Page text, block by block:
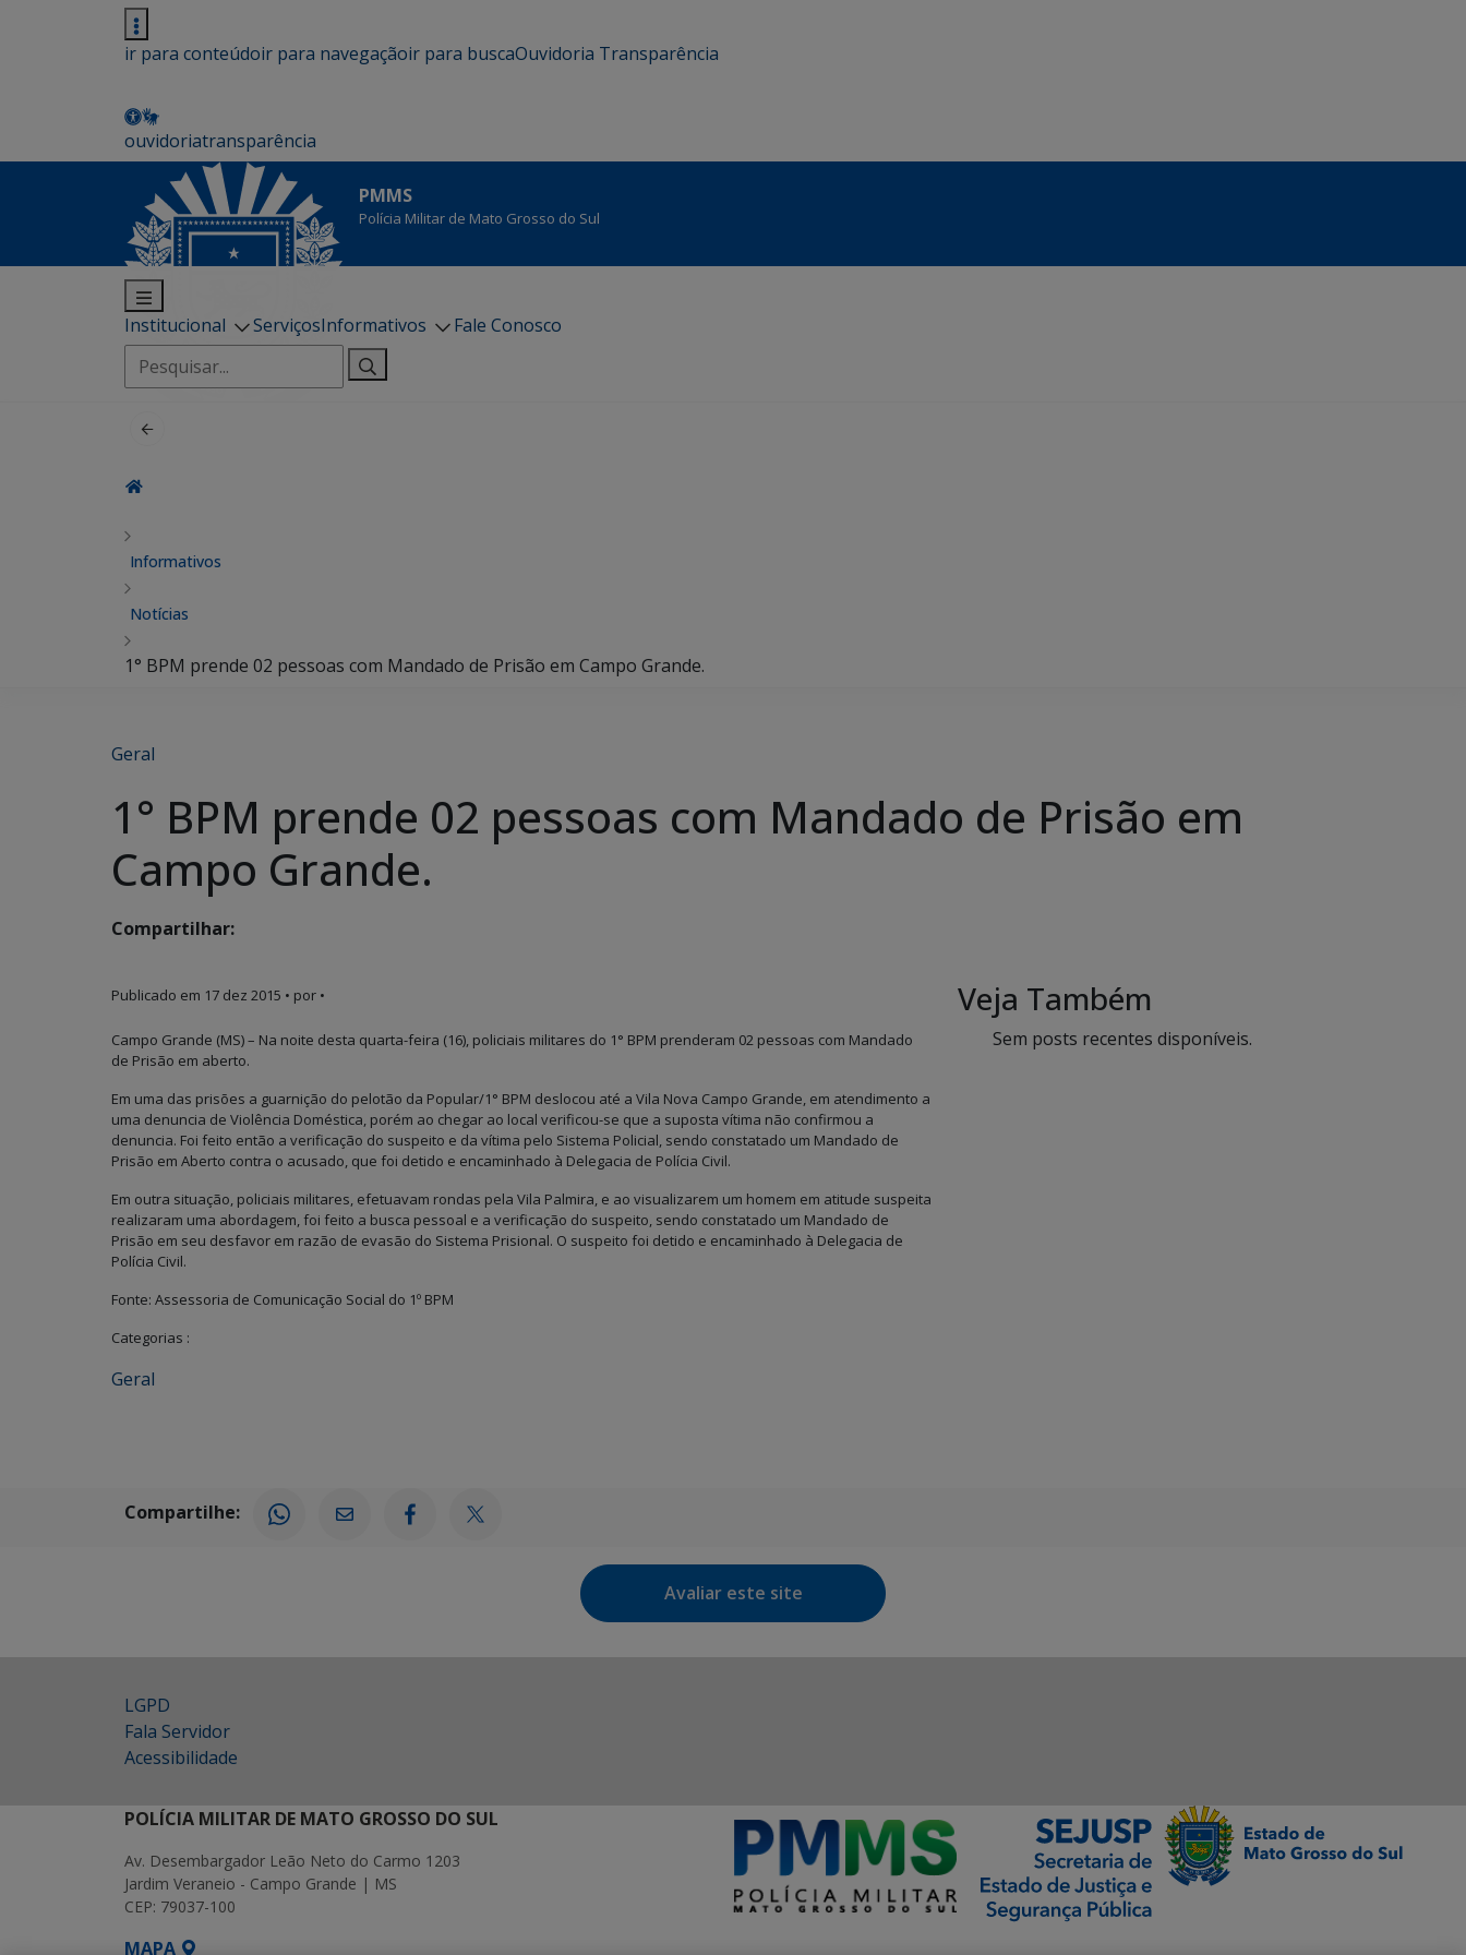
ir para conteúdoir para navegaçãoir para buscaOuvidoria Transparência
ouvidoriatransparência
PMMS
Polícia Militar de Mato Grosso do Sul
Institucional ServiçosInformativos
Fale Conosco
Pesquisar
por:
Informativos
Notícias
1° BPM prende 02 pessoas com Mandado de Prisão em Campo Grande.
Geral
1° BPM prende 02 pessoas com Mandado de Prisão em
Campo Grande.
Compartilhar:
Publicado em 17 dez 2015 • por •
Campo Grande (MS) – Na noite desta quarta-feira (16), policiais militares do 1° BPM prenderam 02 pessoas com Mandado
de Prisão em aberto.
Em uma das prisões a guarnição do pelotão da Popular/1° BPM deslocou até a Vila Nova Campo Grande, em atendimento a
uma denuncia de Violência Doméstica, porém ao chegar ao local verificou-se que a suposta vítima não confirmou a
denuncia. Foi feito então a verificação do suspeito e da vítima pelo Sistema Policial, sendo constatado um Mandado de
Prisão em Aberto contra o acusado, que foi detido e encaminhado à Delegacia de Polícia Civil.
Em outra situação, policiais militares, efetuavam rondas pela Vila Palmira, e ao visualizarem um homem em atitude suspeita
realizaram uma abordagem, foi feito a busca pessoal e a verificação do suspeito, sendo constatado um Mandado de
Prisão em seu desfavor em razão de evasão do Sistema Prisional. O suspeito foi detido e encaminhado à Delegacia de
Polícia Civil.
Fonte: Assessoria de Comunicação Social do 1º BPM
Categorias :
Geral
Veja Também
Sem posts recentes disponíveis.
Compartilhe:
Avaliar este site
LGPD
Fala Servidor
Acessibilidade
POLÍCIA MILITAR DE MATO GROSSO DO SUL
Av. Desembargador Leão Neto do Carmo 1203
Jardim Veraneio - Campo Grande | MS
CEP: 79037-100
MAPA